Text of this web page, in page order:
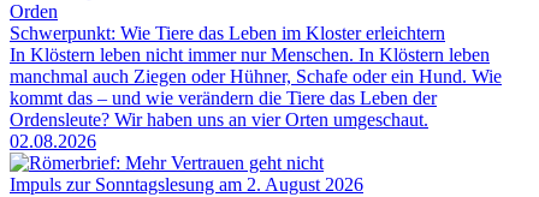
Orden
Schwerpunkt: Wie Tiere das Leben im Kloster erleichtern
In Klöstern leben nicht immer nur Menschen. In Klöstern leben
manchmal auch Ziegen oder Hühner, Schafe oder ein Hund. Wie
kommt das – und wie verändern die Tiere das Leben der
Ordensleute? Wir haben uns an vier Orten umgeschaut.
02.08.2026
Impuls zur Sonntagslesung am 2. August 2026